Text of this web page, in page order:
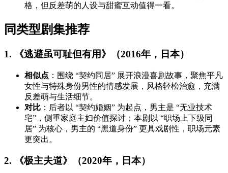
格，但反差萌的人设与甜蜜互动值得一看。
同类型剧集推荐
1. 《逃避虽可耻但有用》（2016年，日本）
相似点 ：围绕 “契约同居” 展开浪漫喜剧故事，聚焦平凡
女性与特殊身份男性的情感发展，风格轻松治愈，充满
反差萌与生活细节。
对比 ：后者以 “契约婚姻” 为起点，男主是 “无业技术
宅”，侧重家庭主妇价值探讨；本剧以 “职场上下级同
居” 为核心，男主的 “黑道身份” 更具戏剧性，职场元素
更突出。
2. 《极主夫道》（2020年，日本）